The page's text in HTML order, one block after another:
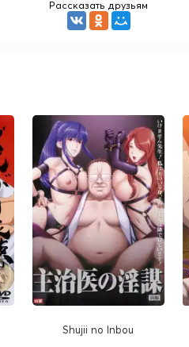
Рассказать друзьям
Shujii no Inbou